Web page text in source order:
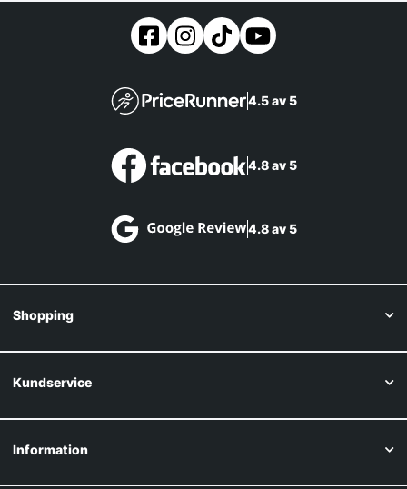
4.5 av 5
4.8 av 5
4.8 av 5
Shopping
Kundservice
Information